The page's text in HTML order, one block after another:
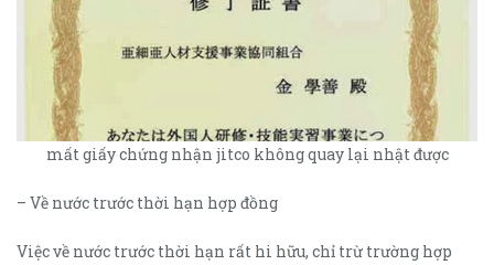
mất giấy chứng nhận jitco không quay lại nhật được
– Về nước trước thời hạn hợp đồng
Việc về nước trước thời hạn rất hi hữu, chỉ trừ trường hợp